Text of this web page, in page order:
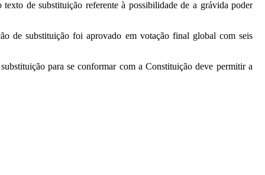
de substituição referente à possibilidade de a grávida poder
de substituição foi aprovado em votação final global com seis
para se conformar com a Constituição deve permitir a